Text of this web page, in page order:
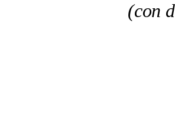
(con
Hay
que no
es
que el
cuando